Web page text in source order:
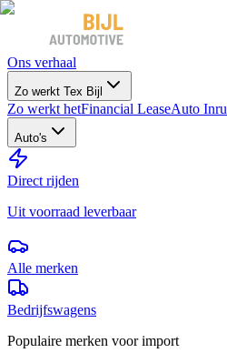
Ons verhaal
Zo werkt Tex Bijl
Zo werkt hetFinancial LeaseAuto
Auto's
Direct rijden
Uit voorraad leverbaar
Alle merken
Bedrijfswagens
Populaire merken voor import